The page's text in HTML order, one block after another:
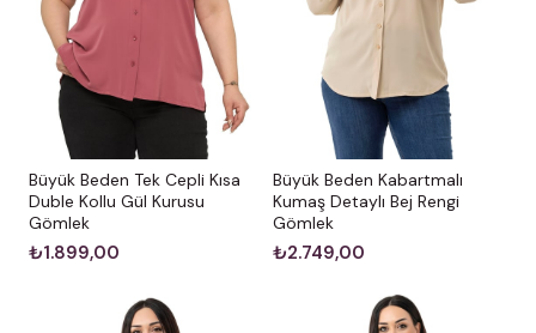
Büyük Beden Tek Cepli Kısa
Duble Kollu Gül Kurusu
Gömlek
₺1.899,00
Büyük Beden Kabartmalı
Kumaş Detaylı Bej Rengi
Gömlek
₺2.749,00